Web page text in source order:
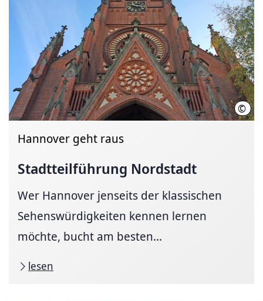
© LHH
Hannover geht raus
Stadtteilführung Nordstadt
Wer Hannover jenseits der klassischen
Sehens­würdig­keiten kennen lernen
möchte, bucht am besten...
lesen